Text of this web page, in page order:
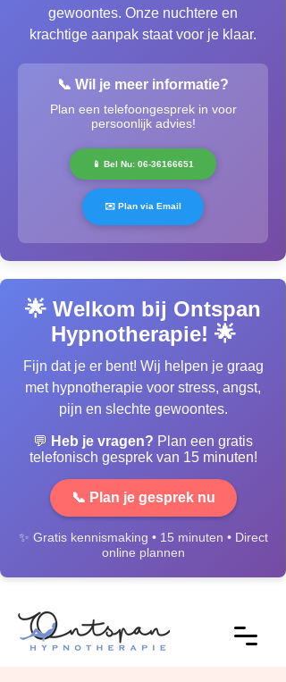
gewoontes. Onze nuchtere en
krachtige aanpak staat voor je klaar.
📞 Wil je meer informatie?
Plan een telefoongesprek in voor
persoonlijk advies!
📱 Bel Nu: 06-36166651
✉️ Plan via Email
🌟 Welkom bij Ontspan
Hypnotherapie! 🌟
Fijn dat je er bent! Wij helpen je graag
met hypnotherapie voor stress, angst,
pijn en slechte gewoontes.
💬 Heb je vragen? Plan een gratis
telefonisch gesprek van 15 minuten!
📞 Plan je gesprek nu
✨ Gratis kennismaking • 15 minuten • Direct
online plannen